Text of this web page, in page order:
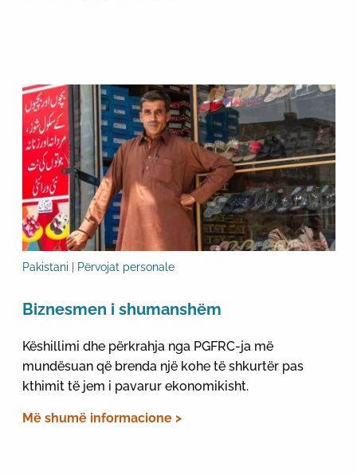
Pakistani | Përvojat personale
Biznesmen i shumanshëm
Këshillimi dhe përkrahja nga PGFRC-ja më
mundësuan që brenda një kohe të shkurtër pas
kthimit të jem i pavarur ekonomikisht.
Më shumë informacione >